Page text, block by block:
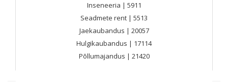
Inseneeria | 5911
Seadmete rent | 5513
Jaekaubandus | 20057
Hulgikaubandus | 17114
Põllumajandus | 21420